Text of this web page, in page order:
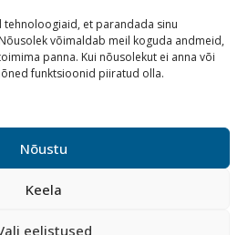
tehnoloogiaid, et parandada sinu
võimaldab meil koguda andmeid,
panna. Kui nõusolekut ei anna või
funktsioonid piiratud olla.
Nõustu
Keela
eelistused